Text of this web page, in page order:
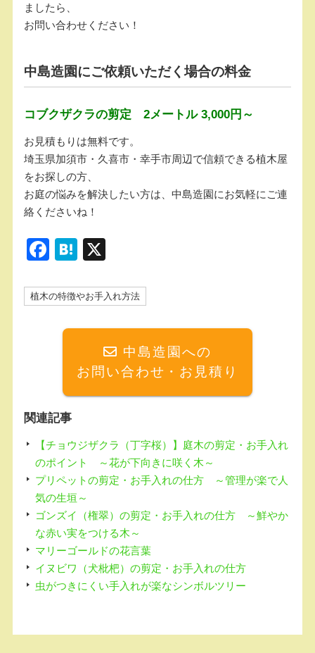
ましたら、
お問い合わせください！
中島造園にご依頼いただく場合の料金
コブクザクラの剪定 2メートル 3,000円～
お見積もりは無料です。
埼玉県加須市・久喜市・幸手市周辺で信頼できる植木屋
をお探しの方、
お庭の悩みを解決したい方は、中島造園にお気軽にご連
絡くださいね！
F
c
k
H
e
植木の特徴やお手入れ方法
中島造園への
お問い合わせ・お見積り
関連記事
【チョウジザクラ（丁字桜）】庭木の剪定・お手入れ
のポイント ～花が下向きに咲く木～
プリペットの剪定・お手入れの仕方 ～管理が楽で人
気の生垣～
ゴンズイ（権翠）の剪定・お手入れの仕方 ～鮮やか
な赤い実をつける木～
マリーゴールドの花言葉
イヌビワ（犬枇杷）の剪定・お手入れの仕方
虫がつきにくい手入れが楽なシンボルツリー